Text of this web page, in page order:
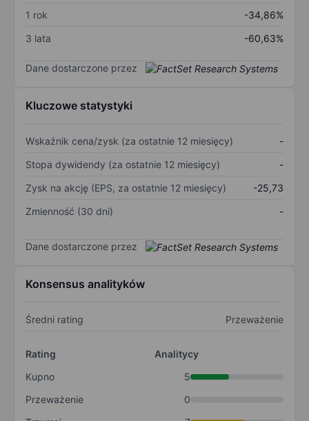
1 rok
-34,86%
3 lata
-60,63%
Dane dostarczone przez
Kluczowe statystyki
Wskaźnik cena/zysk (za ostatnie 12 miesięcy)
-
Stopa dywidendy (za ostatnie 12 miesięcy)
-
Zysk na akcję (EPS, za ostatnie 12 miesięcy)
-25,73
Zmienność (30 dni)
-
Dane dostarczone przez
Konsensus analityków
Średni rating Przeważenie
Rating
Analitycy
Kupno
5
Przeważenie
0